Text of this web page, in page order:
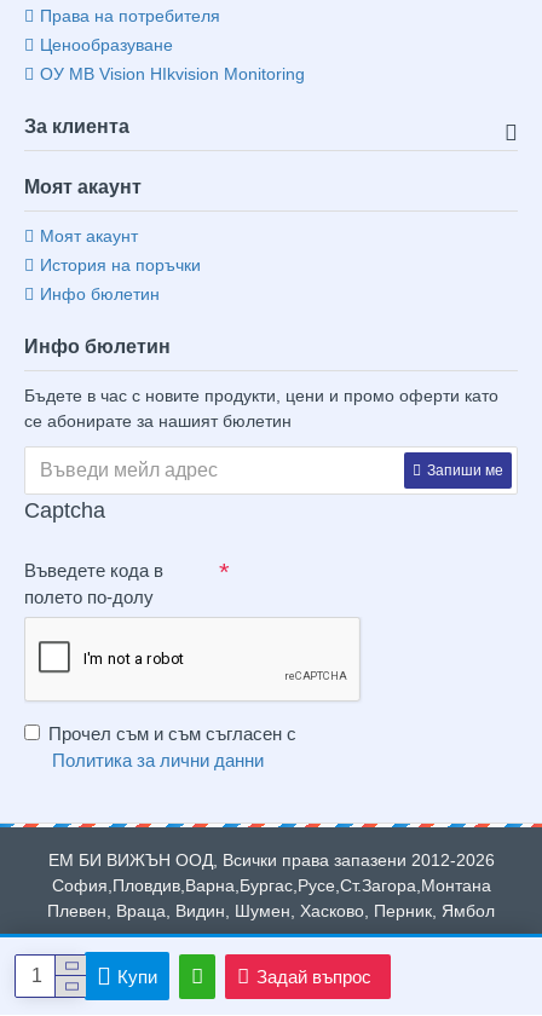
Купи Задай въпрос
Права на потребителя
Ценообразуване
ОУ MB Vision HIkvision Monitoring
За клиента
Моят акаунт
Моят акаунт
История на поръчки
Инфо бюлетин
Инфо бюлетин
Бъдете в час с новите продукти, цени и промо оферти като
се абонирате за нашият бюлетин
Запиши ме
Captcha
Въведете кода в
полето по-долу
Прочел съм и съм съгласен с
Политика за лични данни
ЕМ БИ ВИЖЪН ООД, Всички права запазени 2012-2026
София,Пловдив,Варна,Бургас,Русе,Ст.Загора,Монтана
Плевен, Враца, Видин, Шумен, Хасково, Перник, Ямбол